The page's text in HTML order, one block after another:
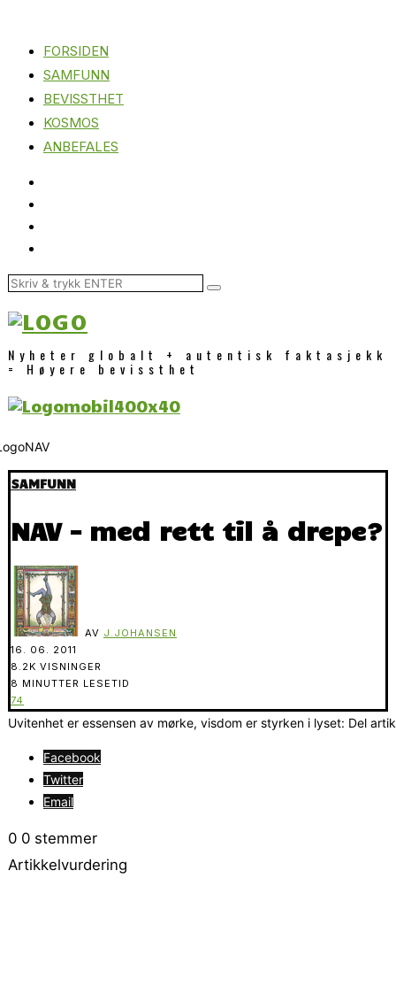
FORSIDEN
SAMFUNN
BEVISSTHET
KOSMOS
ANBEFALES
Nyheter globalt + autentisk faktasjekk
= Høyere bevissthet
SAMFUNN
NAV – med rett til å drepe?
AV J.JOHANSEN
16. 06. 2011
8.2K VISNINGER
8 MINUTTER LESETID
74
Uvitenhet er essensen av mørke, visdom er styrken i lyset: Del
Facebook
Twitter
Email
0 0 stemmer
Artikkelvurdering